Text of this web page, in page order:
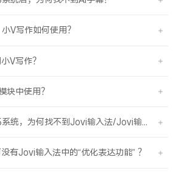
V写作如何使用？
V写作？
块中使用？
有Jovi输入法中的“优化表达功能” ？